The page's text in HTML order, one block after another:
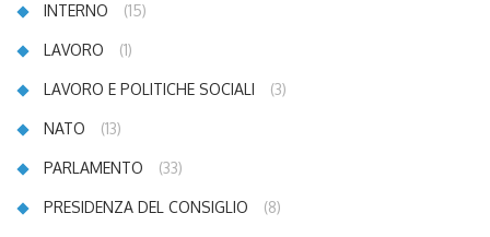
INTERNO (15)
LAVORO (1)
LAVORO E POLITICHE SOCIALI (3)
NATO (13)
PARLAMENTO (33)
PRESIDENZA DEL CONSIGLIO (8)